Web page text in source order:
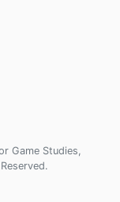
Game Studies,